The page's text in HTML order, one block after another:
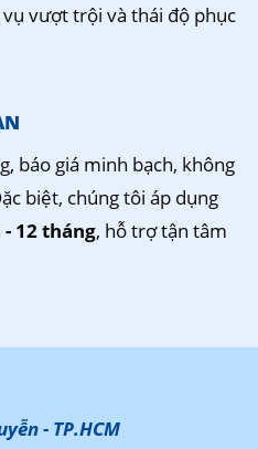
vượt trội và thái độ phục
báo giá minh bạch, không
biệt, chúng tôi áp dụng
12 tháng, hỗ trợ tận tâm
- TP.HCM